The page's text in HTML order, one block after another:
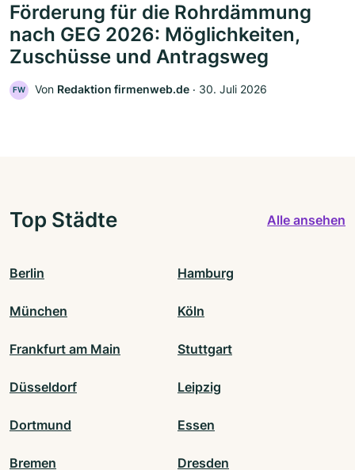
Förderung für die Rohrdämmung
nach GEG 2026: Möglichkeiten,
Zuschüsse und Antragsweg
FW Von Redaktion firmenweb.de ‧ 30. Juli 2026
Top Städte Alle ansehen
Berlin Hamburg
München Köln
Frankfurt am Main Stuttgart
Düsseldorf Leipzig
Dortmund Essen
Bremen Dresden